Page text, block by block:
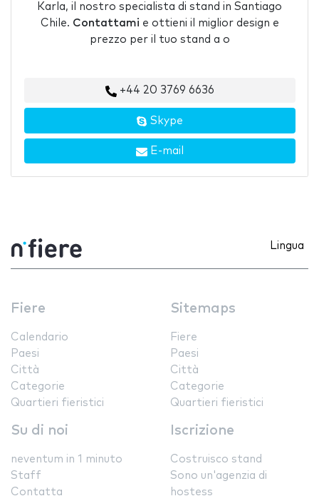
Karla, il nostro specialista di stand in Santiago
Chile. Contattami e ottieni il miglior design e
prezzo per il tuo stand a o
+44 20 3769 6636
Skype
E-mail
Lingua
Fiere
Calendario
Paesi
Città
Categorie
Quartieri fieristici
Sitemaps
Fiere
Paesi
Città
Categorie
Quartieri fieristici
Su di noi
neventum in 1 minuto
Staff
Contatta
Iscrizione
Costruisco stand
Sono un'agenzia di
hostess